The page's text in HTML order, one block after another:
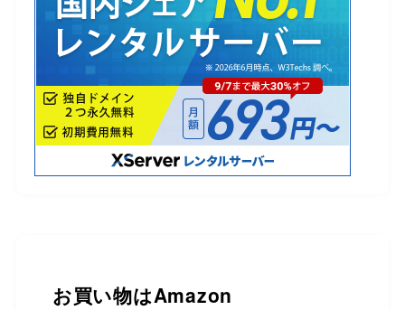
お買い物はAmazon